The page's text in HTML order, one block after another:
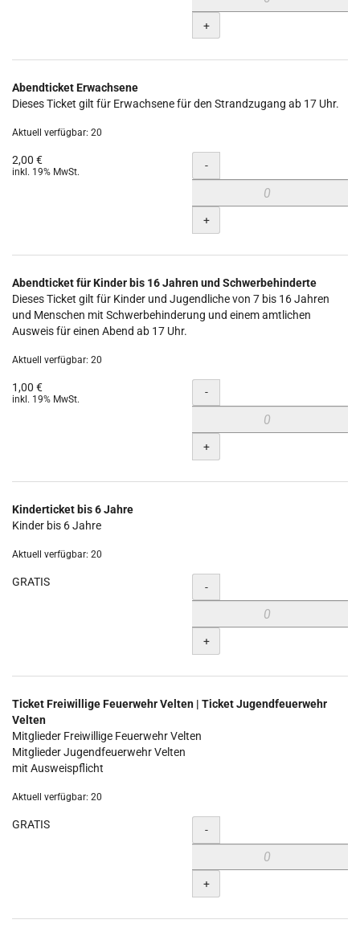
+
Abendticket Erwachsene
Dieses Ticket gilt für Erwachsene für den Strandzugang ab 17 Uhr.
Aktuell verfügbar: 20
2,00 €
inkl. 19% MwSt. Menge
-
+
Abendticket für Kinder bis 16 Jahren und Schwerbehinderte
Dieses Ticket gilt für Kinder und Jugendliche von 7 bis 16 Jahren
und Menschen mit Schwerbehinderung und einem amtlichen
Ausweis für einen Abend ab 17 Uhr.
Aktuell verfügbar: 20
1,00 €
inkl. 19% MwSt. Menge
-
+
Kinderticket bis 6 Jahre
Kinder bis 6 Jahre
Aktuell verfügbar: 20
GRATIS Menge
-
+
Ticket Freiwillige Feuerwehr Velten | Ticket Jugendfeuerwehr
Velten
Mitglieder Freiwillige Feuerwehr Velten
Mitglieder Jugendfeuerwehr Velten
mit Ausweispflicht
Aktuell verfügbar: 20
GRATIS Menge
-
+